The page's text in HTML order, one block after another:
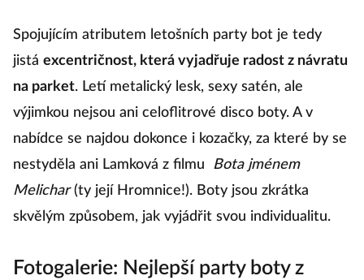
Spojujícím atributem letošních party bot je tedy
jistá excentričnost, která vyjadřuje radost z návratu
na parket. Letí metalický lesk, sexy satén, ale
výjimkou nejsou ani celoflitrové disco boty. A v
nabídce se najdou dokonce i kozačky, za které by se
nestyděla ani Lamková z filmu
Bota jménem
Melichar(ty její Hromnice!). Boty jsou zkrátka
skvělým způsobem, jak vyjádřit svou individualitu.
Fotogalerie: Nejlepší party boty z